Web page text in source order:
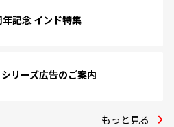
記念 インド特集
シリーズ広告のご案内
もっと見る